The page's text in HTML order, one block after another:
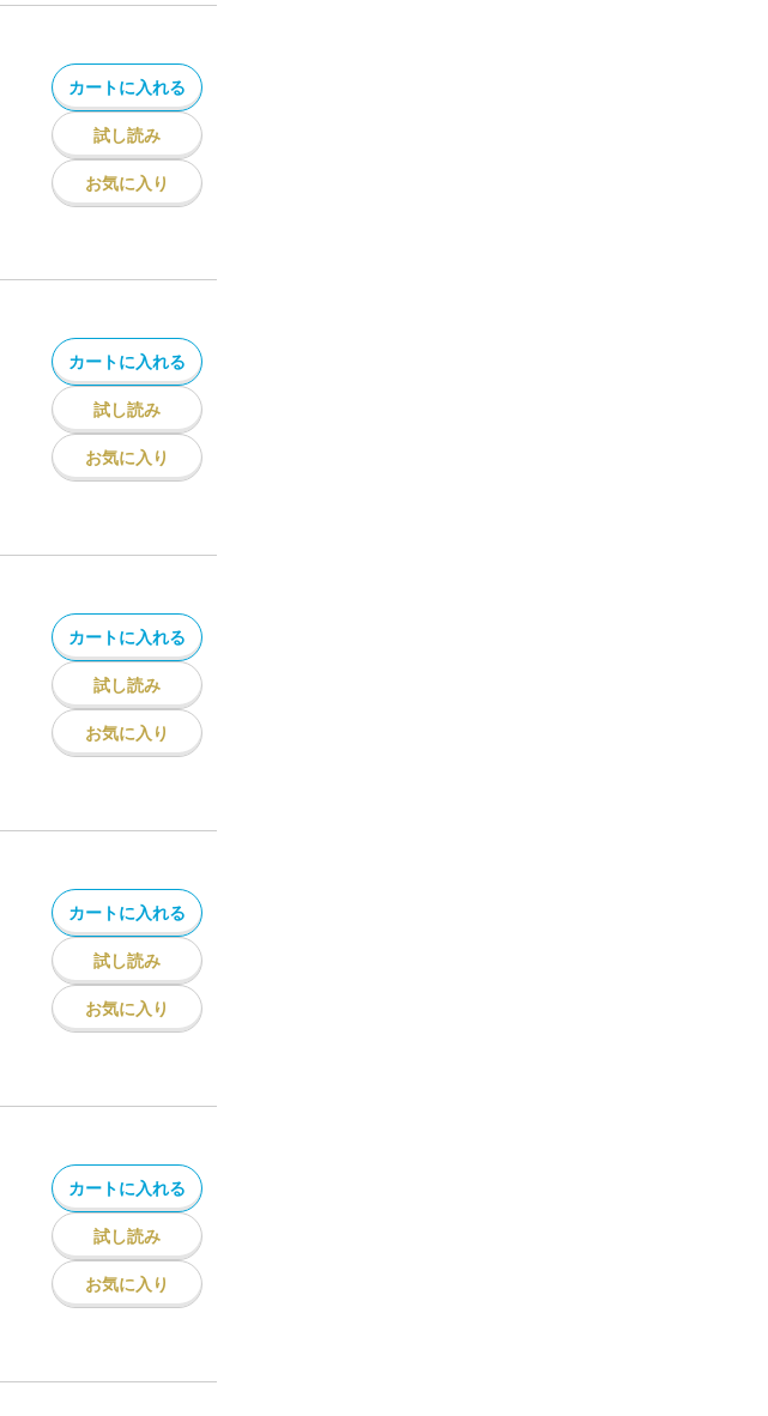
カートに入れる
試し読み
お気に入り
カートに入れる
試し読み
お気に入り
カートに入れる
試し読み
お気に入り
カートに入れる
試し読み
お気に入り
カートに入れる
試し読み
お気に入り